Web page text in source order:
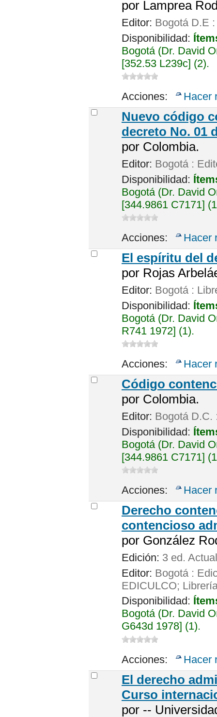
por Lamprea
Editor: Bogotá D.E
Disponibilidad:
Bogotá (Dr. David
[352.53 L239c] (2).
Acciones: Hacer
Nuevo código
decreto No. 01
por Colombia.
Editor: Bogotá :
Disponibilidad:
Bogotá (Dr. David
[344.9861 C7171]
Acciones: Hacer
El espíritu del
por Rojas
Editor: Bogotá :
Disponibilidad:
Bogotá (Dr. David
R741 1972] (1).
Acciones: Hacer
Código
por Colombia.
Editor: Bogotá D.C.
Disponibilidad:
Bogotá (Dr. David
[344.9861 C7171]
Acciones: Hacer
Derecho
contencioso
por González
Edición: 3 ed.
Editor: Bogotá :
EDICULCO;
Disponibilidad:
Bogotá (Dr. David
G643d 1978] (1).
Acciones: Hacer
El derecho
Curso
por --